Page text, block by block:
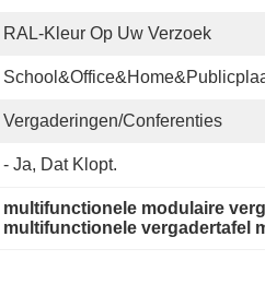
RAL-Kleur Op Uw Verzoek
Vergaderingen/conferenties
- Ja, Dat Klopt.
multifunctionele modulaire
multifunctionele vergadertafel